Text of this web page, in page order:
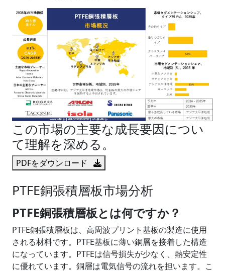
この市場の主要な成長要因につい
て理解を深める。
PDFをダウンロード
PTFE銅張積層板市場分析
PTFE銅張積層板とは何ですか？
PTFE銅張積層板は、高周波プリント基板の製造に使用
される材料です。PTFE基板に薄い銅層を接着した構造
になっています。PTFEは信号損失が少なく、熱安定性
に優れています。銅層は電気信号の流れを担います。こ